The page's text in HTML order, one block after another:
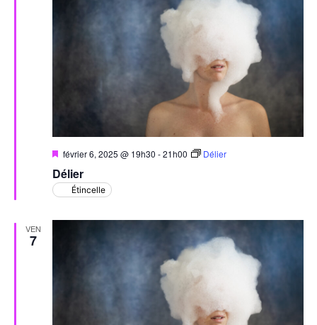
Délier
Mis
avant
février 6, 2025 @ 19h30 -21h00 Délier
Étincelle
VEN
7